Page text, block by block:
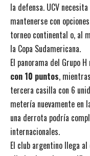
la defensa. UCV
mantenerse con
torneo continental o, al
la Copa Sudamericana.
El panorama del Grupo
con 10 puntos,
tercera casilla con 6
metería nuevamente en
una derrota podría
internacionales.
El club argentino llega